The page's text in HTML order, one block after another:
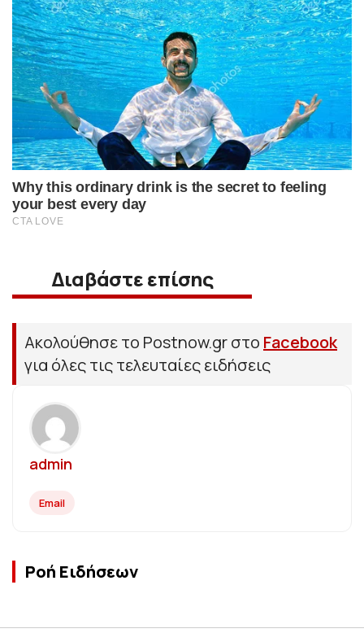
Διαβάστε επίσης
Ακολούθησε το Postnow.gr στο Facebook
για όλες τις τελευταίες ειδήσεις
admin
Email
Ροή Ειδήσεων